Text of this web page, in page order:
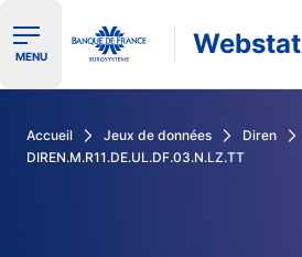
Ouvrir le menu de navigation
MENU Webstat
Accueil Jeux de données
Diren
DIREN.M.R11.DE.UL.DF.03.N.LZ.TT